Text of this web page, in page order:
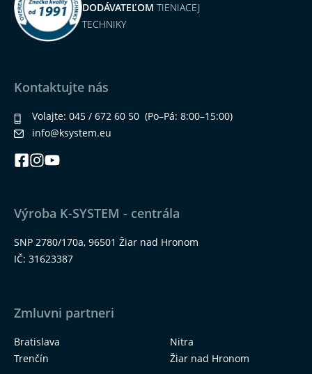
DODÁVATEĽOM TIENIACEJ
TECHNIKY
Kontaktujte nás
Volajte: 045 / 672 60 50 (Po–Pá: 8:00–15:00)
info@ksystem.eu
Výroba K-SYSTEM - centrála
SNP 2780/170a, 96501 Žiar nad Hronom
IČ: 31623387
Zmluvni partneri
Bratislava
Nitra
Trenčín
Žiar nad Hronom